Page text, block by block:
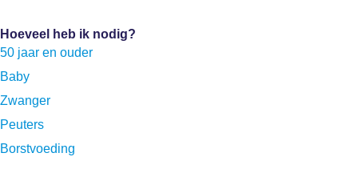
Hoeveel heb ik nodig?
50 jaar en ouder
Baby
Zwanger
Peuters
Borstvoeding